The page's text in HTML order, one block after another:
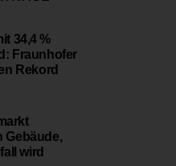
34,4 %
Fraunhofer
Rekord
Gebäude,
wird